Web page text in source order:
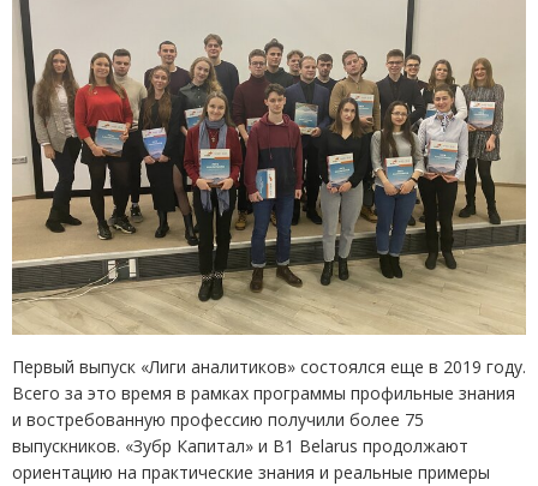
Первый выпуск «Лиги аналитиков» состоялся еще в 2019 году.
Всего за это время в рамках программы профильные знания
и востребованную профессию получили более 75
выпускников. «Зубр Капитал» и B1 Belarus продолжают
ориентацию на практические знания и реальные примеры